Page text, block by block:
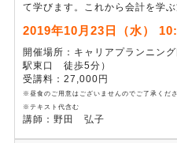
て学びます。これから会計を学
す。
2019年10月23日（水）
開催場所：キャリアプランニン
駅東口 徒歩5分）
受講料：27,000円
※昼食のご用意はございませんのでご了承くださ
※テキスト代含む
講師：野田 弘子